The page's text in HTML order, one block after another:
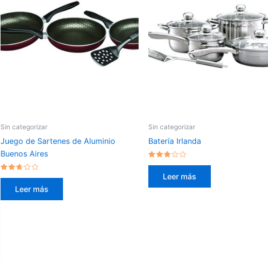
Sin categorizar
Juego de Sartenes de Aluminio
Buenos Aires
Valorado
Leer más
Sin categorizar
Batería Irlanda
Valorado
Leer más